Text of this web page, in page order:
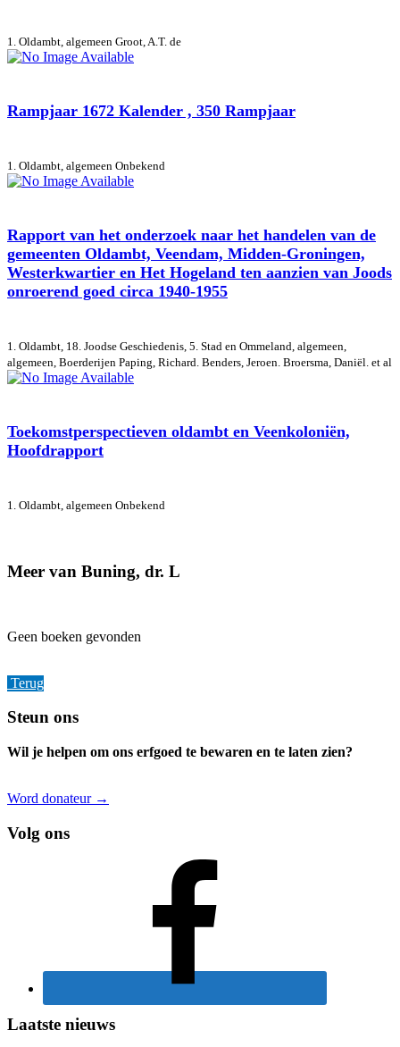
1. Oldambt, algemeen Groot, A.T. de
Rampjaar 1672 Kalender , 350 Rampjaar
1. Oldambt, algemeen Onbekend
Rapport van het onderzoek naar het handelen van de
gemeenten Oldambt, Veendam, Midden-Groningen,
Westerkwartier en Het Hogeland ten aanzien van Joods
onroerend goed circa 1940-1955
1. Oldambt, 18. Joodse Geschiedenis, 5. Stad en Ommeland, algemeen,
algemeen, Boerderijen Paping, Richard. Benders, Jeroen. Broersma, Daniël. et al
Toekomstperspectieven oldambt en Veenkoloniën,
Hoofdrapport
1. Oldambt, algemeen Onbekend
Meer van Buning, dr. L
Geen boeken gevonden
Terug
Footer
Steun ons
Wil je helpen om ons erfgoed te bewaren en te laten zien?
Word donateur →
Volg ons
Laatste nieuws